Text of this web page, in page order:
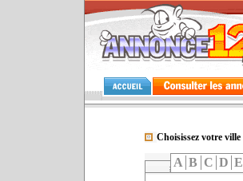
Choisissez votre ville
A B C D E